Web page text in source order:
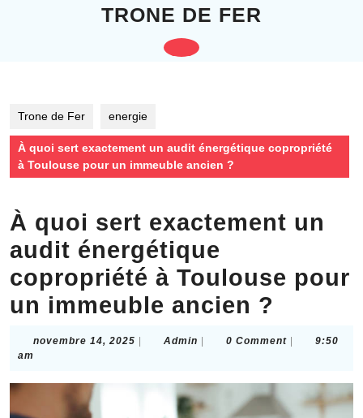
TRONE DE FER
Open
Trone de Fer energie
À quoi sert exactement un audit énergétique copropriété
à Toulouse pour un immeuble ancien ?
À quoi sert exactement un
audit énergétique
copropriété à Toulouse pour
un immeuble ancien ?
novembre 14, 2025 novembre
Admin Admin0 Comment
9:50
am